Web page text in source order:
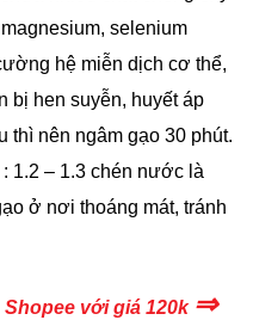
selenium
hệ miễn dịch cơ thể,
bị hen suyễn, huyết áp
thì nên ngâm gạo 30 phút.
1.2 – 1.3 chén nước là
ở nơi thoáng mát, tránh
Shopee với giá 120k ⇒